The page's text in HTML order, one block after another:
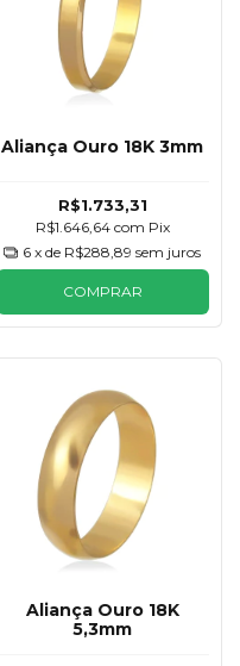
Aliança Ouro 18K 3mm
R$1.733,31
R$1.646,64 com Pix
6 x de R$288,89 sem juros
COMPRAR
Aliança Ouro 18K
5,3mm